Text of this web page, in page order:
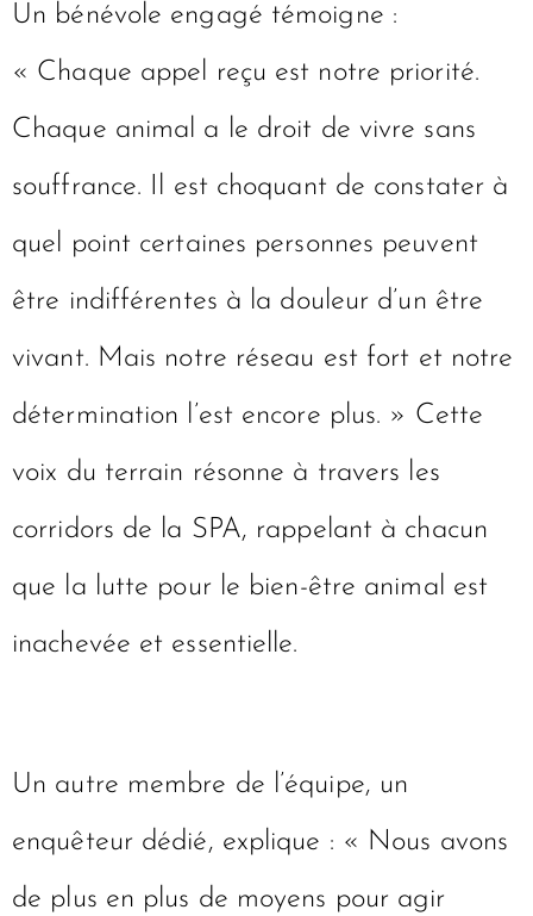
Un bénévole engagé témoigne :
« Chaque appel reçu est notre priorité.
Chaque animal a le droit de vivre sans
souffrance. Il est choquant de constater à
quel point certaines personnes peuvent
être indifférentes à la douleur d’un être
vivant. Mais notre réseau est fort et notre
détermination l’est encore plus. » Cette
voix du terrain résonne à travers les
corridors de la SPA, rappelant à chacun
que la lutte pour le bien-être animal est
inachevée et essentielle.
Un autre membre de l’équipe, un
enquêteur dédié, explique : « Nous avons
de plus en plus de moyens pour agir